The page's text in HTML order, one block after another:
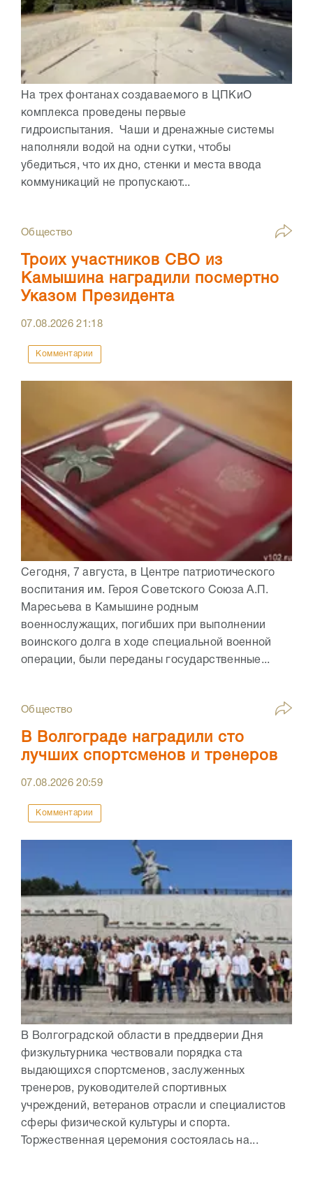
На трех фонтанах создаваемого в ЦПКиО
комплекса проведены первые
гидроиспытания. Чаши и дренажные системы
наполняли водой на одни сутки, чтобы
убедиться, что их дно, стенки и места ввода
коммуникаций не пропускают...
Общество
Троих участников СВО из
Камышина наградили посмертно
Указом Президента
07.08.202621:18
Комментарии
Сегодня, 7 августа, в Центре патриотического
воспитания им. Героя Советского Союза А.П.
Маресьева в Камышине родным
военнослужащих, погибших при выполнении
воинского долга в ходе специальной военной
операции, были переданы государственные...
Общество
В Волгограде наградили сто
лучших спортсменов и тренеров
07.08.202620:59
Комментарии
В Волгоградской области в преддверии Дня
физкультурника чествовали порядка ста
выдающихся спортсменов, заслуженных
тренеров, руководителей спортивных
учреждений, ветеранов отрасли и специалистов
сферы физической культуры и спорта.
Торжественная церемония состоялась на...